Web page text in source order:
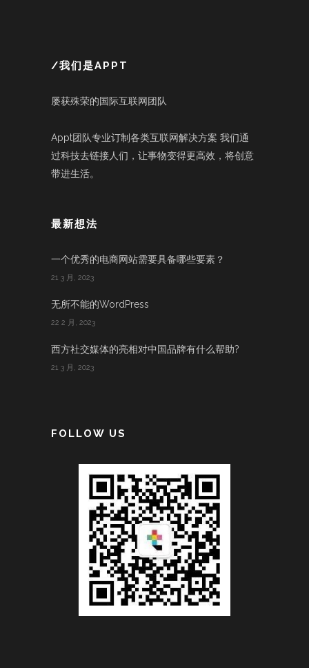
/我们是APPT
屡获殊荣的国际互联网团队
Appt团队专业订制各类互联网解决方案 我们通
过科技去链接人们，让事物变得更高效，将创意
带进生活。
最新想法
一个优秀的电商网站需要具备哪些要素？
21 3 月, 2023
无所不能的WordPress
22 2 月, 2023
西方社交媒体的亮相对中国品牌有什么帮助?
21 3 月, 2023
FOLLOW US